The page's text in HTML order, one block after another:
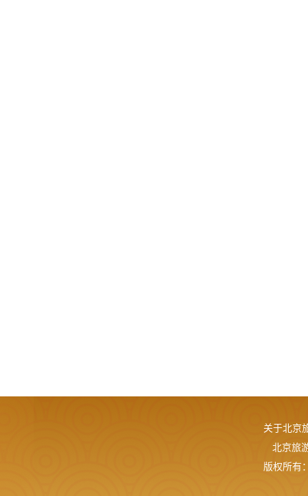
关于北京
北京旅
版权所有